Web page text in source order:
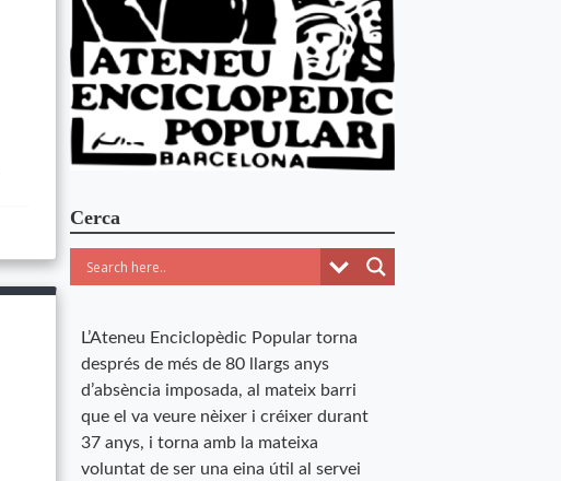
Cerca
L’Ateneu Enciclopèdic Popular torna
després de més de 80 llargs anys
d’absència imposada, al mateix barri
que el va veure nèixer i créixer durant
37 anys, i torna amb la mateixa
voluntat de ser una eina útil al servei